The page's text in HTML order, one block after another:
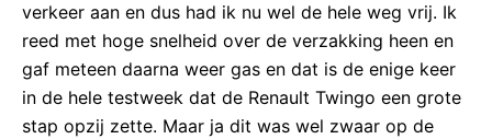
verkeer aan en dus had ik nu wel de hele weg vrij. Ik
reed met hoge snelheid over de verzakking heen en
gaf meteen daarna weer gas en dat is de enige keer
in de hele testweek dat de Renault Twingo een grote
stap opzij zette. Maar ja dit was wel zwaar op de